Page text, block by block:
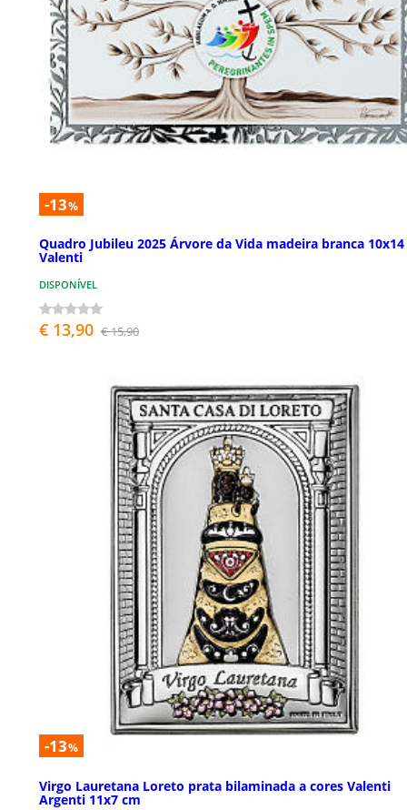
-13%
Quadro Jubileu 2025 Árvore da Vida madeira branca
Valenti
DISPONÍVEL
€ 13,90 € 15,90
-13%
Virgo Lauretana Loreto prata bilaminada a cores Valenti
Argenti 11x7 cm